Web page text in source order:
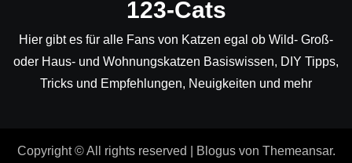
123-Cats
Hier gibt es für alle Fans von Katzen egal ob Wild- Groß-
oder Haus- und Wohnungskatzen Basiswissen, DIY Tipps,
Tricks und Empfehlungen, Neuigkeiten und mehr
Copyright © All rights reserved Blogusvon Themeansar.